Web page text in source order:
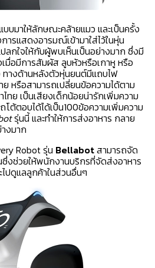
บมาให้ลักษณะคล้ายแมว และเป็นครั้ง
ารแสดงอารมณ์เข้ามาใส่ไว้ในหุ่น
กใจให้กับผู้พบเห็นเป็นอย่างมาก ซึ่งมี
มื่อมีการสัมผัส ลูบหัวหรือเกาหู หรือ
างด้านหลังตัวหุ่นยนต์มีแถบไฟ
รือสามารถเปลี่ยนข้อความได้ตาม
ทย เป็นเสียงเด็กน้อยน่ารักเพิ่มความ
ต้ตอบได้ได้เป็น100ข้อความเพิ่มความ
รุ่นนี้ และทำให้การส่งอาหาร กลาย
งมาก
Robot รุ่น Bellabotสามารถจัด
งช่วยให้พนักงานบริกรที่จัดส่งอาหาร
ปดูแลลูกค้าในส่วนอื่นๆ